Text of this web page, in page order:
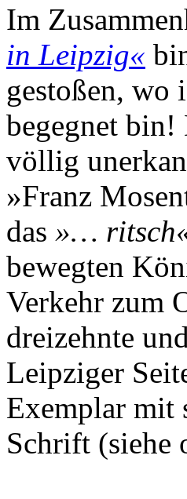
Im
in Leipzig«
gestoßen,
begegnet
völlig
»Franz
das »…
bewegten
Verkehr zum
dreizehnte
Leipziger
Exemplar mit
Schrift (siehe